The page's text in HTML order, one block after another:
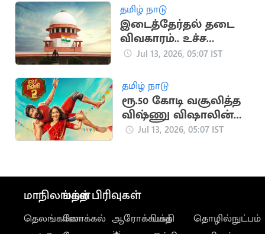
தமிழ் நாடு
இடைத்தேர்தல் தடை
விவகாரம்.. உச்ச
நீதிமன்றத்தில்
Jul 13, 2026, 05:07 IST
தமிழ் நாடு
ரூ.50 கோடி வசூலித்த
விஷ்ணு விஷாலின்
'கட்டா குஸ்தி 2'
Jul 13, 2026, 05:07 IST
மாநிலங்கள்
தெலங்கானா
மற்ற பிரிவுகள்
லோக்கல் ஆரோக்கியம்
பக்தி
தொழில்நுட்பம்